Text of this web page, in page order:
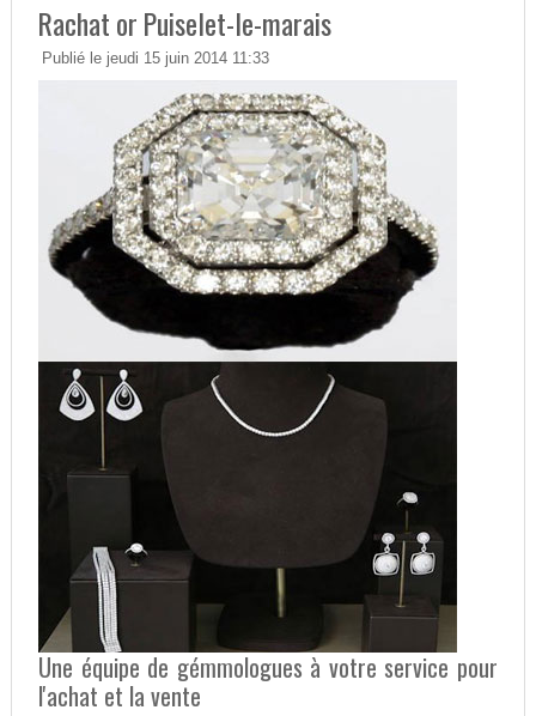
Rachat or Puiselet-le-marais
Publié le jeudi 15 juin 2014 11:33
Une équipe de gémmologues à votre service pour
l'achat et la vente